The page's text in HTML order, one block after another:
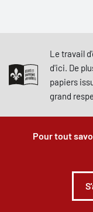
Le travail
d'ici. De
papiers
grand
Pour tout